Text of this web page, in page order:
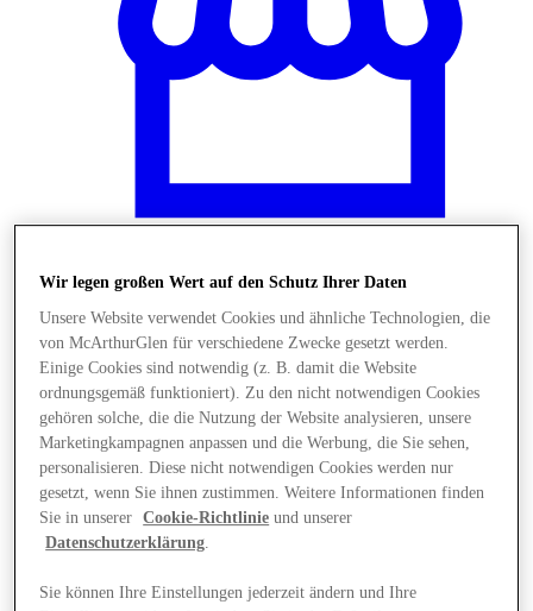
Stores
Wir legen großen Wert auf den Schutz Ihrer Daten
Unsere Website verwendet Cookies und ähnliche Technologien, die
von McArthurGlen für verschiedene Zwecke gesetzt werden.
Einige Cookies sind notwendig (z. B. damit die Website
ordnungsgemäß funktioniert). Zu den nicht notwendigen Cookies
gehören solche, die die Nutzung der Website analysieren, unsere
Marketingkampagnen anpassen und die Werbung, die Sie sehen,
personalisieren. Diese nicht notwendigen Cookies werden nur
gesetzt, wenn Sie ihnen zustimmen. Weitere Informationen finden
Sie in unserer
Cookie-Richtlinie und unserer
Datenschutzerklärung.
Sie können Ihre Einstellungen jederzeit ändern und Ihre